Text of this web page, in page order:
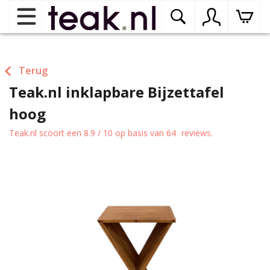
Teak tuinmeubelen
Teak binnenmeubelen
Teak onderhoudsproducten
binnenmeubelen
Terug
Teak.nl inklapbare Bijzettafel
hoog
Teak.nl scoort een 8.9 / 10 op basis van 64 reviews.